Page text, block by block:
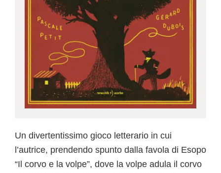
Un divertentissimo gioco letterario in cui
l’autrice, prendendo spunto dalla favola di Esopo
“Il corvo e la volpe”, dove la volpe adula il corvo